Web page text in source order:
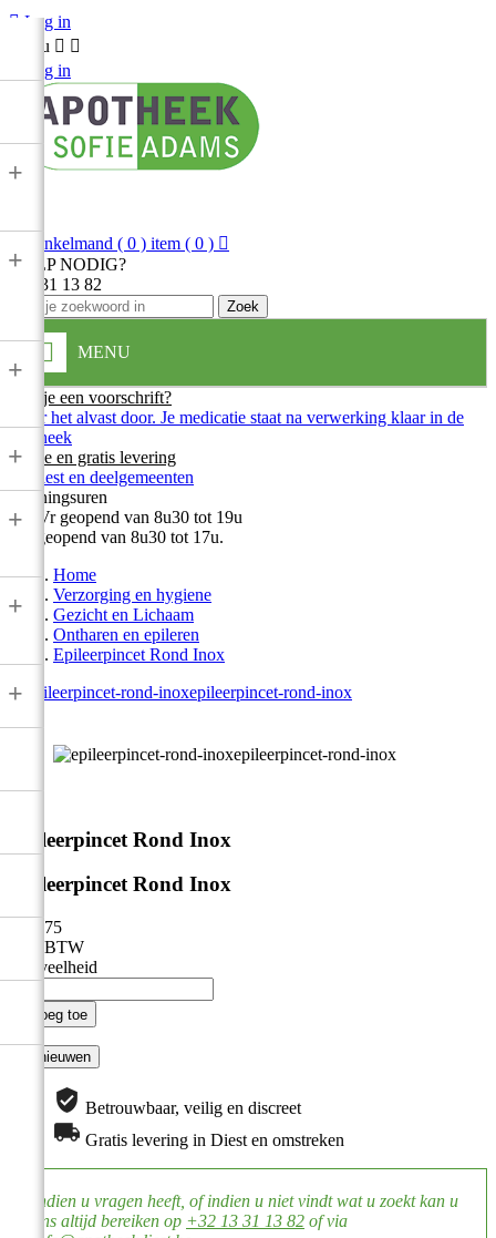
 Log in
Menu  
Log in
Winkelmand ( 0 ) item ( 0 ) 
HULP NODIG?
013 31 13 82
Zoek
MENU
+
+
+
+
+
+
+
Heb je een voorschrift?
Stuur het alvast door. Je medicatie staat na verwerking klaar in de
apotheek
Snelle en gratis levering
In Diest en deelgemeenten
Openingsuren
Ma-Vr geopend van 8u30 tot 19u
Zat geopend van 8u30 tot 17u.
Home
Verzorging en hygiene
Gezicht en Lichaam
Ontharen en epileren
Epileerpincet Rond Inox
 
Epileerpincet Rond Inox
Epileerpincet Rond Inox
€ 12,75
Incl. BTW
Hoeveelheid
Voeg toe
Betrouwbaar, veilig en discreet
Gratis levering in Diest en omstreken
Indien u vragen heeft, of indien u niet vindt wat u zoekt kan u
ons altijd bereiken op +32 13 31 13 82 of via